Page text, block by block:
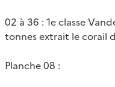
02 à 36 : 1e classe
tonnes extrait le corail
Planche 08 :